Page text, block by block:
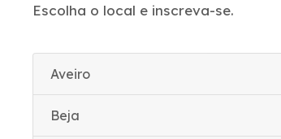
Escolha o local e inscreva-se.
Aveiro
Beja